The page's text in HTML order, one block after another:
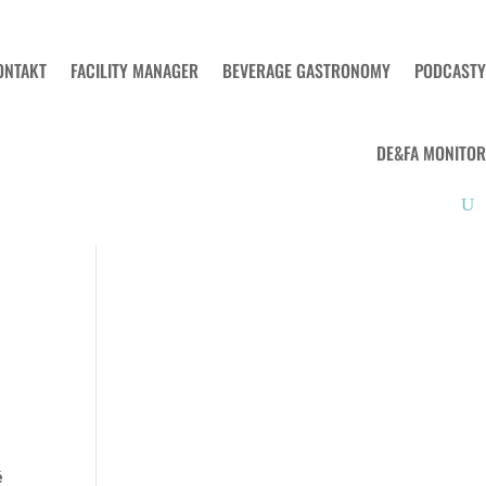
FACILITY MANAGER BEVERAGE GASTRONOMY PODCASTY
DE&FA MONITOR